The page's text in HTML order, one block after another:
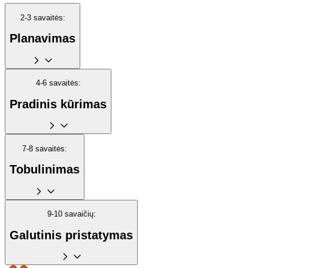
2-3 savaitės:
Planavimas
4-6 savaitės:
Pradinis kūrimas
7-8 savaitės:
Tobulinimas
9-10 savaičių:
Galutinis pristatymas